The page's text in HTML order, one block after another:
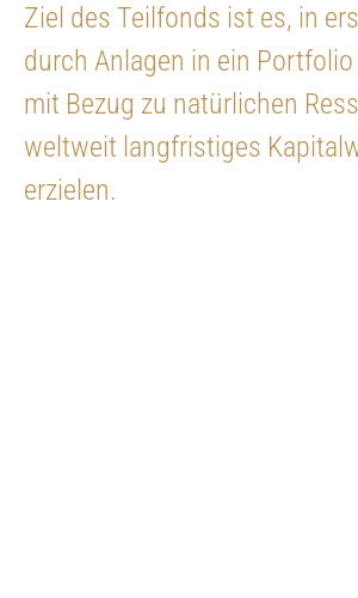
Ziel des Teilfonds ist es, in
durch Anlagen in ein
mit Bezug zu natürlichen
weltweit langfristiges
erzielen.